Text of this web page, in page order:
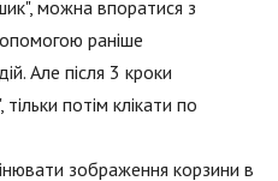
можна впоратися з
раніше
Але після 3 кроки
потім клікати по
зображення корзини в